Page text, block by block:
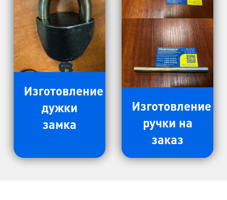
Изготовление
дужки
замка
Изготовление
ручки на
заказ